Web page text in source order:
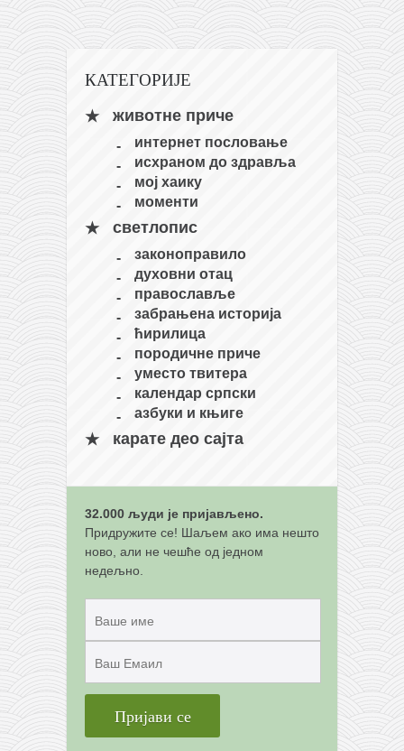
кихон
наиханчи
кушанку
пасаи
темашивари
кобудо
бо
тимбеи рочин
програм
снимци наступа
галерија клуба
бесплатна е-књига
термини тренинга
моја прича
моја прича
контакт
КАТЕГОРИЈЕ
животне приче
интернет пословање
исхраном до здравља
мој хаику
моменти
светлопис
законоправило
духовни отац
православље
забрањена историја
ћирилица
породичне приче
уместо твитера
календар српски
азбуки и књиге
карате део сајта
32.000 људи је пријављено.
Придружите се! Шаљем ако има нешто
ново, али не чешће од једном
недељно.